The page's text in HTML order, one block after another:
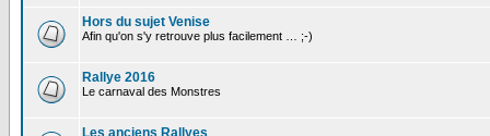
Hors du sujet Venise
Afin qu'on s'y retrouve plus facilement … ;-)
Rallye 2016
Le carnaval des Monstres
Les anciens Rallyes